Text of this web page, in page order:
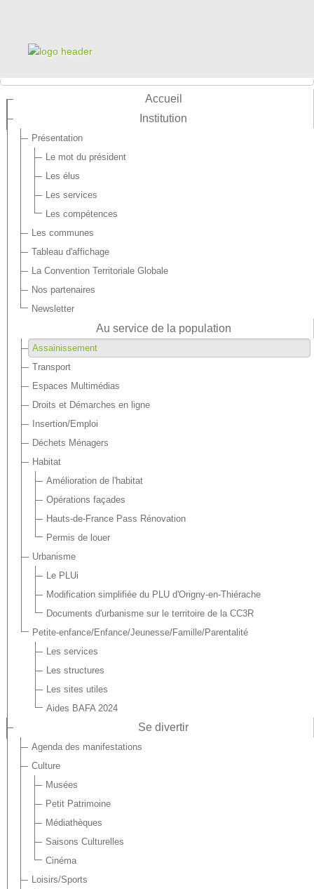
Accueil
Institution
Présentation
Le mot du président
Les élus
Les services
Les compétences
Les communes
Tableau d'affichage
La Convention Territoriale Globale
Nos partenaires
Newsletter
Au service de la population
Assainissement
Transport
Espaces Multimédias
Droits et Démarches en ligne
Insertion/Emploi
Déchets Ménagers
Habitat
Amélioration de l'habitat
Opérations façades
Hauts-de-France Pass Rénovation
Permis de louer
Urbanisme
Le PLUi
Modification simplifiée du PLU d'Origny-en-Thiérache
Documents d'urbanisme sur le territoire de la CC3R
Petite-enfance/Enfance/Jeunesse/Famille/Parentalité
Les services
Les structures
Les sites utiles
Aides BAFA 2024
Se divertir
Agenda des manifestations
Culture
Musées
Petit Patrimoine
Médiathèques
Saisons Culturelles
Cinéma
Loisirs/Sports